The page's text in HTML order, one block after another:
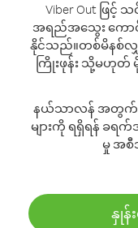
Viber Out ဖြ
အရည်အသွေး ကောင်
နိုင်သည်။တစ်မိနစ်လ
ကြိုးဖုန်း သို့မဟုတ်
နယ်သာလန် အတွက် တ
များကို ရရှိရန် ခရ
မှု အ
နှုန်